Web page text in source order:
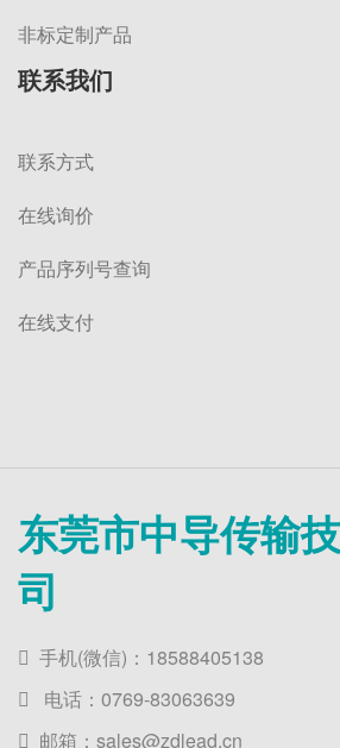
非标定制产品
联系我们
联系方式
在线询价
产品序列号查询
在线支付
东莞市中导传输
司
手机(微信)：18588405138
电话：0769-83063639
邮箱：sales@zdlead.cn